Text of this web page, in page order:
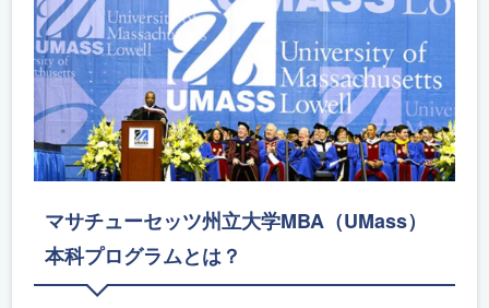
マサチューセッツ州立大学MBA（UMass）
本科プログラムとは？